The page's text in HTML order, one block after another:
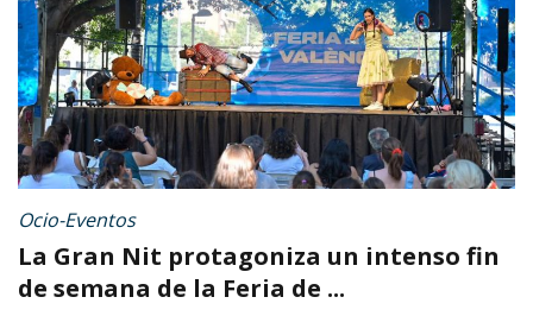
Ocio-Eventos
La Gran Nit protagoniza un intenso fin
de semana de la Feria de ...